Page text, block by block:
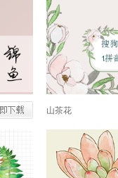
山茶花